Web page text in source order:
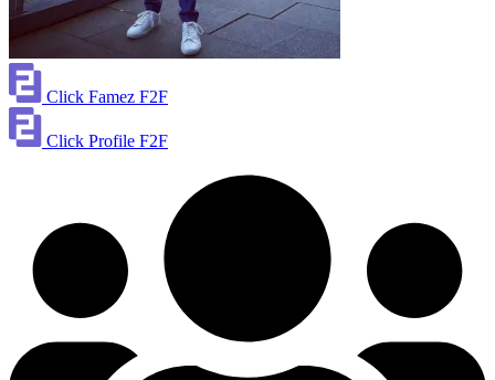
Click Famez F2F
Click Profile F2F